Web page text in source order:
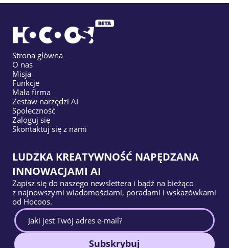
Strona główna
O nas
Misja
Funkcje
Mała firma
Zestaw narzędzi AI
Społeczność
Zaloguj się
Skontaktuj się z nami
LUDZKA KREATYWNOŚĆ NAPĘDZANA
INNOWACJAMI AI
Zapisz się do naszego newslettera i bądź na bieżąco
z najnowszymi wiadomościami, poradami i wskazówkami
od Hocoos.
Subskrybuj